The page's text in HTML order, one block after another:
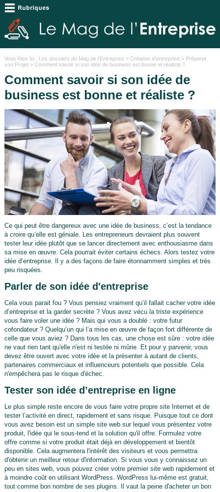
Vous êtes ici : Les dossiers du Mag de l'Entreprise> Création d'entreprise> Préparer
son Projet> Comment savoir si son idée de business est bonne et réaliste ?
Comment savoir si son idée de
business est bonne et réaliste ?
Ce qui peut être dangereux avec une idée de business, c’est la tendance
à croire qu’elle est géniale. Les entrepreneurs devraient plus souvent
tester leur idée plutôt que se lancer directement avec enthousiasme dans
sa mise en œuvre. Cela pourrait éviter certains échecs. Alors testez votre
idée d’entreprise. Il y a des façons de faire étonnamment simples et très
peu risquées.
Parler de son idée d'entreprise
Cela vous parait fou ? Vous pensiez vraiment qu’il fallait cacher votre idée
d’entreprise et la garder secrète ? Vous avez vécu la triste expérience
vous faire voler une idée ? Mais qui vous a doublé : votre futur
cofondateur ? Quelqu’un qui l’a mise en œuvre de façon fort différente de
celle que vous aviez ? Dans tous les cas, une chose est sûre : votre idée
ne vaut rien tant qu'elle n'est ni testée ni mûrie. Et pour y parvenir, vous
devez être ouvert avec votre idée et la présenter à autant de clients,
partenaires commerciaux et influenceurs potentiels que possible. Cela
n'empêchera pas le risque d'échec.
Tester son idée d’entreprise en ligne
Le plus simple reste encore de vous faire votre propre site Internet et de
tester l’activité en direct, rapidement et sans risque. Puisque tout ce dont
vous avez besoin est un simple site web sur lequel vous présentez votre
produit, l'idée qui le sous-tend et la solution qu'il offre. Formulez votre
offre comme si votre produit était déjà en développement et bientôt
disponible. Cela augmentera l'intérêt des visiteurs et vous permettra
d'obtenir un meilleur retour d'information. Si vous vous y connaissez un
peu en sites web, vous pouvez créer votre premier site web rapidement et
à moindre coût en utilisant WordPress. WordPress lui-même est gratuit,
tout comme bon nombre de ses plugins. Il vaut la peine d'acheter un bon